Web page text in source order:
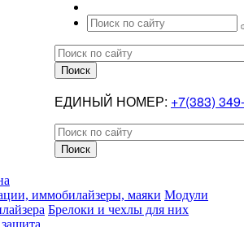
ЕДИНЫЙ НОМЕР: +7(383)
иммобилайзеры, маяки Модули
Брелоки и чехлы для них